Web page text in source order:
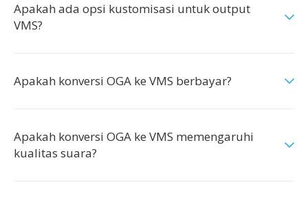
Apakah ada opsi kustomisasi untuk output
VMS?
Apakah konversi OGA ke VMS berbayar?
Apakah konversi OGA ke VMS memengaruhi
kualitas suara?